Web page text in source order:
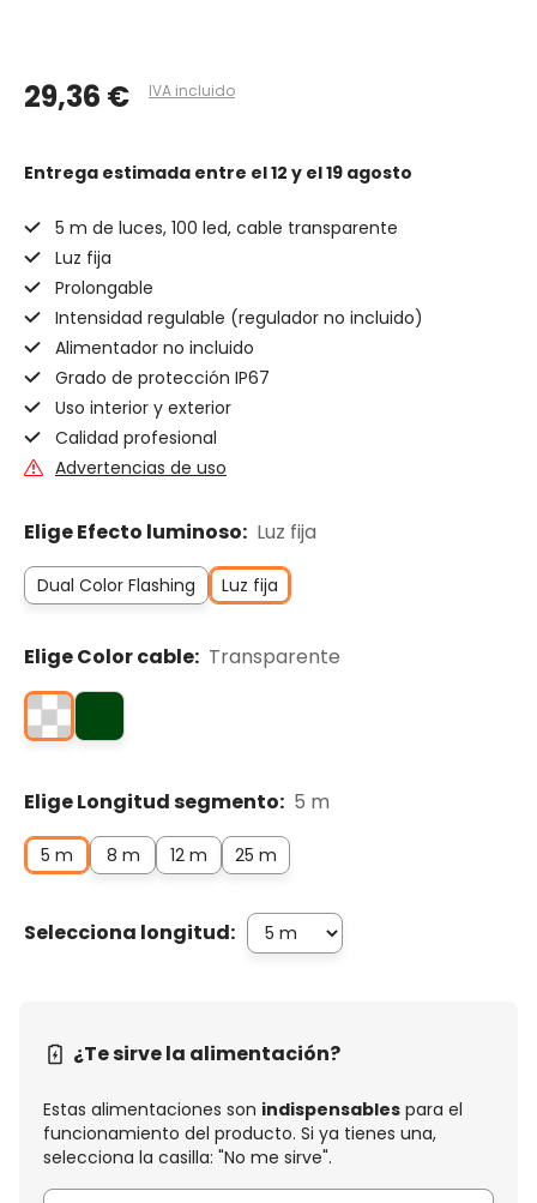
29,36 € IVA incluido
Entrega estimada entre el 12 y el 19 agosto
5 m de luces, 100 led, cable transparente
Luz fija
Prolongable
Intensidad regulable (regulador no incluido)
Alimentador no incluido
Grado de protección IP67
Uso interior y exterior
Calidad profesional
Advertencias de uso
Elige Efecto luminoso: Luz fija
Dual Color Flashing Luz fija
Elige Color cable: Transparente
Elige Longitud segmento: 5 m
5 m 8 m 12 m 25 m
Selecciona longitud:
¿Te sirve la alimentación?
Estas alimentaciones son indispensables para el
funcionamiento del producto. Si ya tienes una,
selecciona la casilla: "No me sirve".